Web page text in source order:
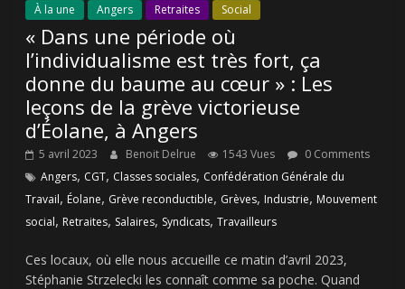
À la une Angers Retraites Social
« Dans une période où
l’individualisme est très fort, ça
donne du baume au cœur » : Les
leçons de la grève victorieuse
d’Éolane, à Angers
5 avril 2023 Benoit Delrue 1543 Vues
0 Comments
Angers, CGT, Classes sociales, Confédération Générale du
Travail, Éolane, Grève reconductible, Grèves, Industrie, Mouvement
social, Retraites, Salaires, Syndicats,Travailleurs
Ces locaux, où elle nous accueille ce matin d’avril 2023,
Stéphanie Strzelecki les connaît comme sa poche. Quand